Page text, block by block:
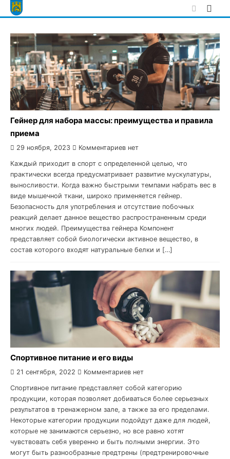
Skip
to
Гейнер для набора массы: преимущества и правила
приема
29 ноября, 2023 Комментариев нет
Каждый приходит в спорт с определенной целью, что
практически всегда предусматривает развитие мускулатуры,
выносливости. Когда важно быстрыми темпами набрать вес в
виде мышечной ткани, широко применяется гейнер.
Безопасность для употребления и отсутствие побочных
реакций делает данное вещество распространенным среди
многих людей. Преимущества гейнера Компонент
представляет собой биологически активное вещество, в
состав которого входят натуральные белки и […]
Спортивное питание и его виды
21 сентября, 2022 Комментариев нет
Спортивное питание представляет собой категорию
продукции, которая позволяет добиваться более серьезных
результатов в тренажерном зале, а также за его пределами.
Некоторые категории продукции подойдут даже для людей,
которые не занимаются серьезно, но все равно хотят
чувствовать себя уверенно и быть полными энергии. Это
могут быть разнообразные предтрены (предтренировочные